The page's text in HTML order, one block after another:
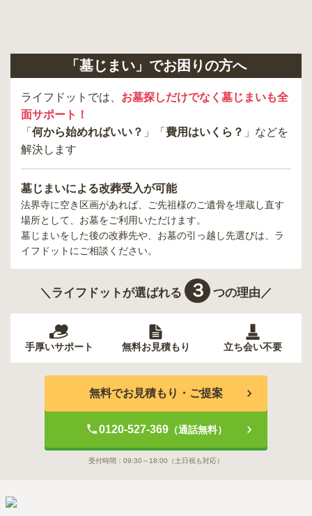
「墓じまい」でお困りの方へ
ライフドットでは、 お墓探しだけでなく墓じまいも全
面サポート！
「 何から始めればいい？ 」「 費用はいくら？ 」などを
解決します
墓じまいによる改葬受入が可能
法界寺に空き区画があれば、ご先祖様のご遺骨を埋蔵し直す
場所として、お墓をご利用いただけます。
墓じまいをした後の改葬先や、お墓の引っ越し先選びは、ラ
イフドットにご相談ください。
＼ライフドットが選ばれる ３ つの理由／
手厚いサポート 無料お見積もり 立ち会い不要
無料でお見積もり・ご提案
0120-527-369（通話無料）
受付時間： 09:30～18:00 （土日祝も対応）